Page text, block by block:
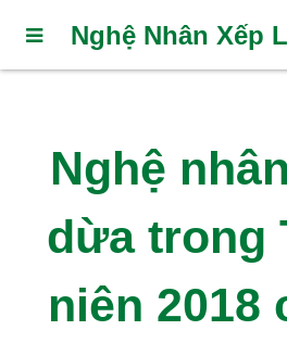
Nghệ Nhân Xếp
Nghệ
dừa trong
niên 2018